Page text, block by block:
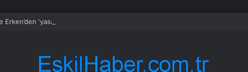
Erken’den ‘yasak aşk’ açıklaması: Hukuki yollara başvuruyor